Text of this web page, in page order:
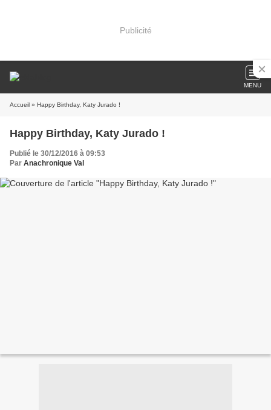
Publicité
MENU
Accueil » Happy Birthday, Katy Jurado !
Happy Birthday, Katy Jurado !
Publié le 30/12/2016 à 09:53
Par Anachronique Val